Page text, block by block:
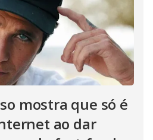
mostra que só é
ao dar